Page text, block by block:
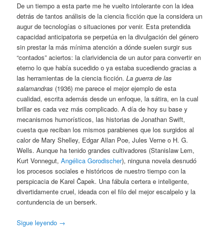
De un tiempo a esta parte me he vuelto intolerante con la idea
detrás de tantos análisis de la ciencia ficción que la considera un
augur de tecnologías o situaciones por venir. Esta pretendida
capacidad anticipatoria se perpetúa en la divulgación del género
sin prestar la más mínima atención a dónde suelen surgir sus
“contados” aciertos: la clarividencia de un autor para convertir en
eterno lo que había sucedido o ya estaba sucediendo gracias a
las herramientas de la ciencia ficción.La guerra de las
salamandras (1936) me parece el mejor ejemplo de esta
cualidad, escrita además desde un enfoque, la sátira, en la cual
brillar es cada vez más complicado. A día de hoy su base y
mecanismos humorísticos, las historias de Jonathan Swift,
cuesta que reciban los mismos parabienes que los surgidos al
calor de Mary Shelley, Edgar Allan Poe, Jules Verne o H. G.
Wells. Aunque ha tenido grandes cultivadores (Stanislaw Lem,
Kurt Vonnegut,Angélica Gorodischer), ninguna novela desnudó
los procesos sociales e históricos de nuestro tiempo con la
perspicacia de Karel Čapek. Una fábula certera e inteligente,
divertidamente cruel, ideada con el filo del mejor escalpelo y la
contundencia de un berserk.
Sigue leyendo →